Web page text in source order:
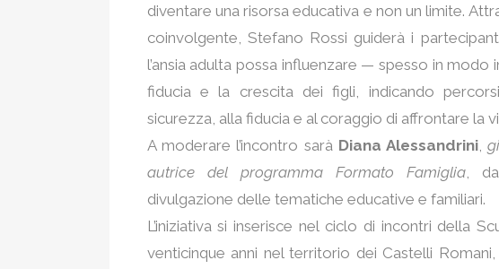
diventare una risorsa educativa e non un limite.
coinvolgente, Stefano Rossi guiderà i
l’ansia adulta possa influenzare — spesso in
fiducia e la crescita dei figli, indicando
sicurezza, alla fiducia e al coraggio di affrontare la
A moderare l’incontro sarà Diana Alessandrini ,
autrice del programma Formato Famiglia,
divulgazione delle tematiche educative e familiari.
L’iniziativa si inserisce nel ciclo di incontri della
venticinque anni nel territorio dei Castelli